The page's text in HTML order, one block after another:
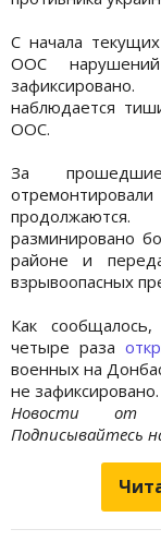
С начала
ООС
наблюдается
ООС.
За
разминировано
районе и
взрывоопасных
Как
четыре раза
военных на
не зафиксировано.
Новости от
Подписывайтесь